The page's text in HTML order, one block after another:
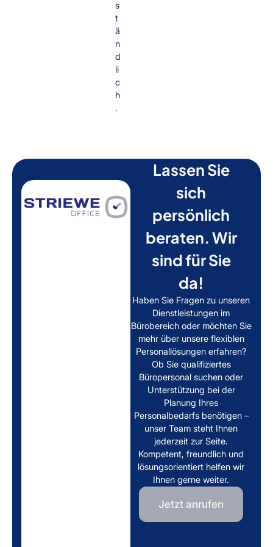
s
t
ä
n
d
li
c
h
.
Lassen Sie
sich
persönlich
beraten. Wir
sind für Sie
da!
Haben Sie Fragen zu unseren
Dienstleistungen im
Bürobereich oder möchten Sie
mehr über unsere flexiblen
Personallösungen erfahren?
Ob Sie qualifiziertes
Büropersonal suchen oder
Unterstützung bei der
Planung Ihres
Personalbedarfs benötigen –
unser Team steht Ihnen
jederzeit zur Seite.
Kompetent, freundlich und
lösungsorientiert helfen wir
Ihnen gerne weiter.
Jetzt anrufen